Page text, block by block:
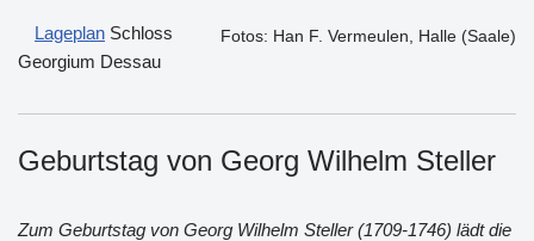
Fotos: Han F. Vermeulen, Halle (Saale)
Lageplan Schloss
Georgium Dessau
Geburtstag von Georg Wilhelm Steller
Zum Geburtstag von Georg Wilhelm Steller (1709-1746) lädt die